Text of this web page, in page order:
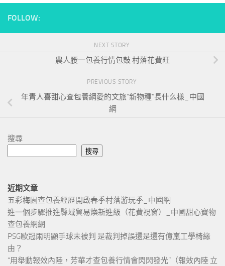
FOLLOW:
NEXT STORY
農人腰一包養行情包鼓 村落花費旺
PREVIOUS STORY
年青人喜甜心查包養網愛的文旅“新物種”長什么樣_中國
網
搜尋
搜尋
近期文章
五彩梅園查包養經歷開啟春季村落游玩季_中國網
進一個步驟推進縣域貿易煥新進級（花費視窗）_中國甜心寶物
查包養網網
PSG歐冠兩明顯手球未被判 是裁判掉誤還是還有億嵐工學椅緣
由？
“用舉動報效內陸，芳華才查包養行情會閃閃發光”（報效內陸 立